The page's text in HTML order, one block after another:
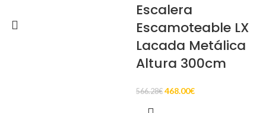
Escalera
Escamoteable LX
Lacada Metálica
Altura 300cm
566.28€ 468.00€